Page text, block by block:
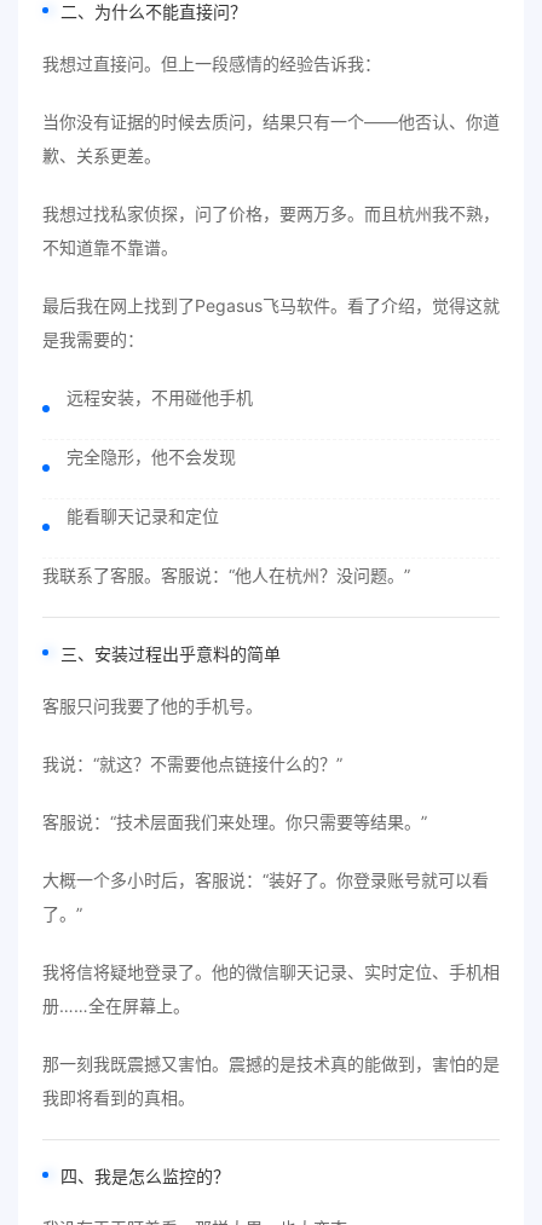
二、为什么不能直接问？
我想过直接问。但上一段感情的经验告诉我：
当你没有证据的时候去质问，结果只有一个——他否认、你道
歉、关系更差。
我想过找私家侦探，问了价格，要两万多。而且杭州我不熟，
不知道靠不靠谱。
最后我在网上找到了Pegasus飞马软件。看了介绍，觉得这就
是我需要的：
远程安装，不用碰他手机
完全隐形，他不会发现
能看聊天记录和定位
我联系了客服。客服说：“他人在杭州？没问题。”
三、安装过程出乎意料的简单
客服只问我要了他的手机号。
我说：“就这？不需要他点链接什么的？”
客服说：“技术层面我们来处理。你只需要等结果。”
大概一个多小时后，客服说：“装好了。你登录账号就可以看
了。”
我将信将疑地登录了。他的微信聊天记录、实时定位、手机相
册……全在屏幕上。
那一刻我既震撼又害怕。震撼的是技术真的能做到，害怕的是
我即将看到的真相。
四、我是怎么监控的？